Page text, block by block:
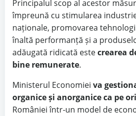
Principalul scop al acestor
împreună cu stimularea
naționale, promovarea
înaltă performanță și a
adăugată ridicată estecrearea
bine remunerate.
Ministerul Economiei va
organice și anorganice ca pe
României într-un model de